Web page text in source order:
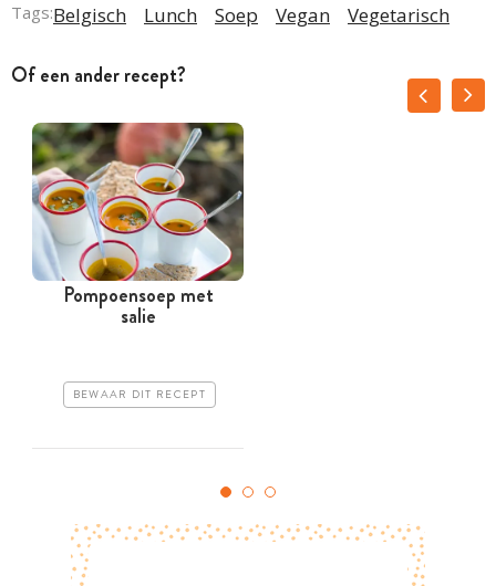
Tags:Belgisch Lunch Soep Vegan Vegetarisch
Of een ander recept?
Pompoensoep met
salie
BEWAAR DIT RECEPT